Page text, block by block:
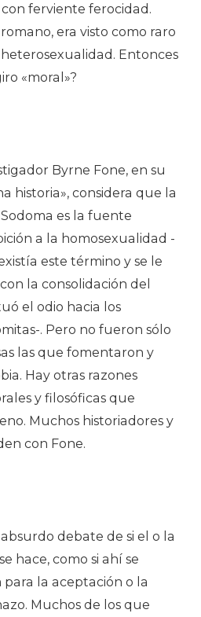
ferviente ferocidad.
era visto como raro
Entonces
«moral»?
Byrne Fone, en su
historia», considera que la
es la fuente
a la homosexualidad -
este término y se le
la consolidación del
el odio hacia los
. Pero no fueron sólo
las que fomentaron y
Hay otras razones
y filosóficas que
Muchos historiadores y
con Fone.
debate de si el o la
hace, como si ahí se
la aceptación o la
Muchos de los que